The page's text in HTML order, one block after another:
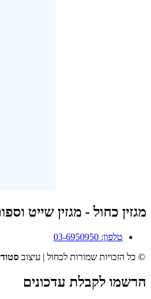
מגזין כחול - מגזין שייט
טלפון: 03-6950950
© כל הזכויות שמורות לכחול | עיצוב
הרשמו לקבלת עדכונים